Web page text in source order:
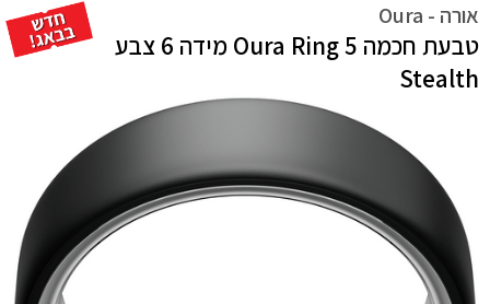
אורה - Oura
טבעת חכמה Oura Ring 5 מידה 6 צבע
Stealth